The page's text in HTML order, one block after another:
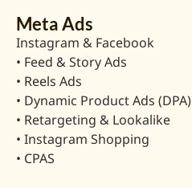
Meta Ads
Instagram & Facebook
• Feed & Story Ads
• Reels Ads
• Dynamic Product Ads (DPA)
• Retargeting & Lookalike
• Instagram Shopping
• CPAS